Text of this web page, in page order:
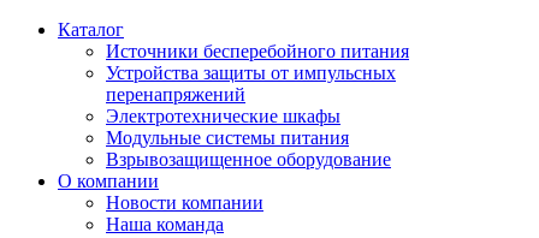
Каталог
Источники бесперебойного питания
Устройства защиты от импульсных
перенапряжений
Электротехнические шкафы
Модульные системы питания
Взрывозащищенное оборудование
О компании
Новости компании
Наша команда